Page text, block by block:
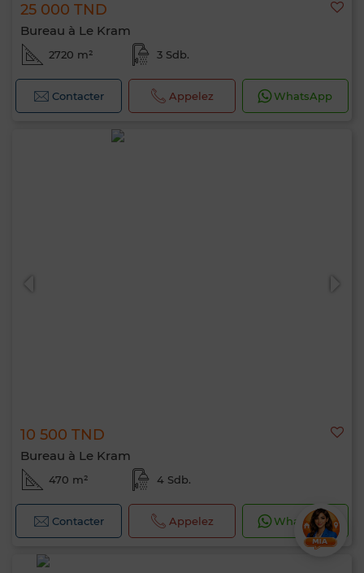
25 000 TND
Bureau à Le Kram
2720 m² 3 Sdb.
Contacter Appelez WhatsApp
10 500 TND
Bureau à Le Kram
470 m² 4 Sdb.
Contacter Appelez WhatsApp